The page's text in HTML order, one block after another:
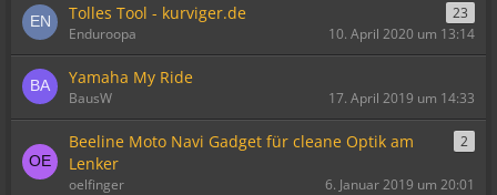
Tolles Tool - kurviger.de
23
Enduroopa
10. April 2020 um 13:14
Yamaha My Ride
BausW 17. April 2019 um 14:33
Beeline Moto Navi Gadget für cleane Optik am
Lenker
2
oelfinger 6. Januar 2019 um 20:01